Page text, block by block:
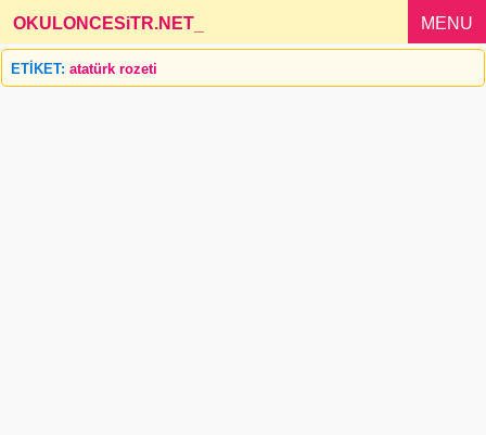
OKULONCESiTR.NET MENU
ETİKET: atatürk rozeti